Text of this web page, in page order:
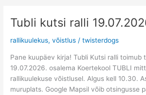
Tubli kutsi ralli
rallikuulekus,võistlus /twisterdogs
Pane kuupäev kirja! Tubli Kutsi ralli toimub
19.07.2026. osalema Koertekool TUBLI
rallikuulekuse võistlusel. Algus kell 10.30.
muruplats. Google Mapsil võib otsingusse
Tubli
ralli